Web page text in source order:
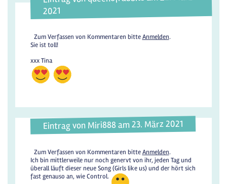
2021
Zum Verfassen von Kommentaren bitteAnmelden.
Sie ist toll!
xxx Tina
Eintrag von Miri888 am 23. März 2021
Zum Verfassen von Kommentaren bitteAnmelden.
Ich bin mittlerweile nur noch genervt von ihr, jeden Tag und
überall läuft dieser neue Song (Girls like us) und der hört sich
fast genauso an, wie Control.